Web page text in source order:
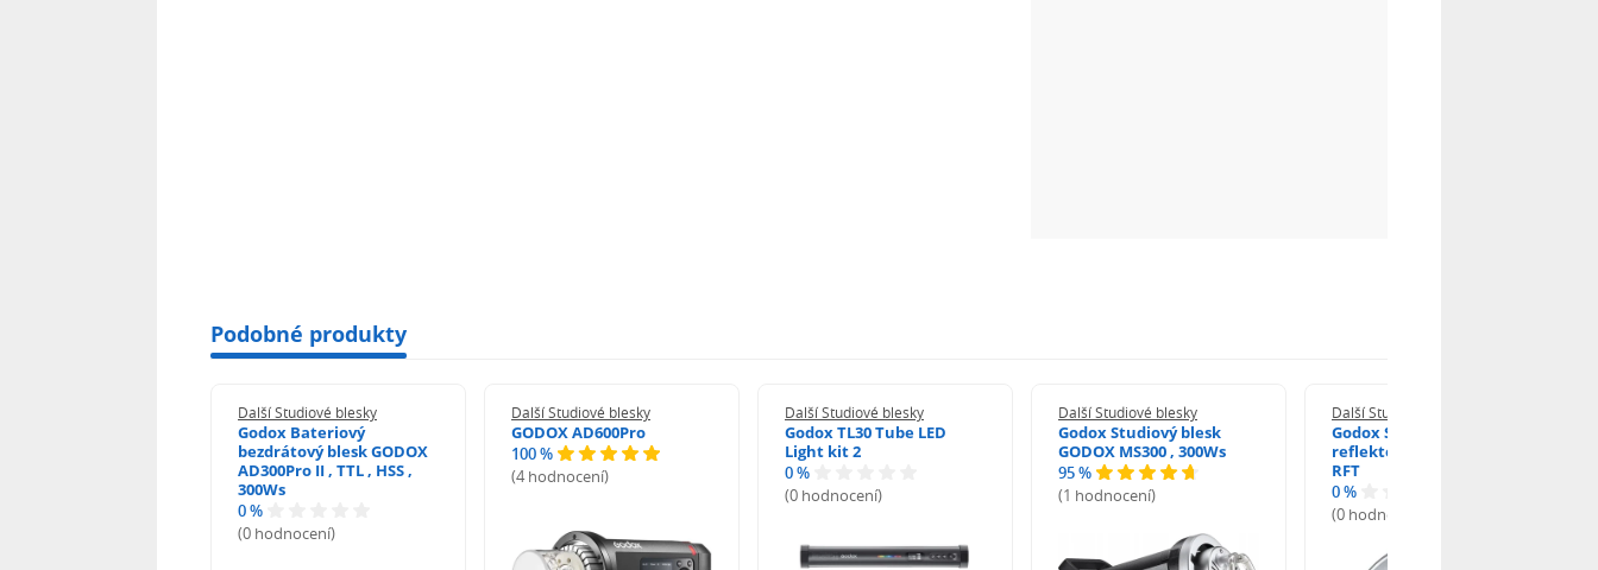
Podobné produkty
Další Studiové blesky
Godox Bateriový
bezdrátový blesk GODOX
AD300Pro II , TTL , HSS ,
300Ws
0 %
(0 hodnocení)
Další Studiové blesky
GODOX AD600Pro
100 %
(4 hodnocení)
Další Studiové blesky
Godox TL30 Tube LED
Light kit 2
0 %
(0 hodnocení)
Další Studiové blesky
Godox Studiový blesk
GODOX MS300 , 300Ws
95 %
(1 hodnocení)
Další Studiové blesky
Godox Standardní
reflektor 18cm , Godox
RFT
0 %
(0 hodnocení)